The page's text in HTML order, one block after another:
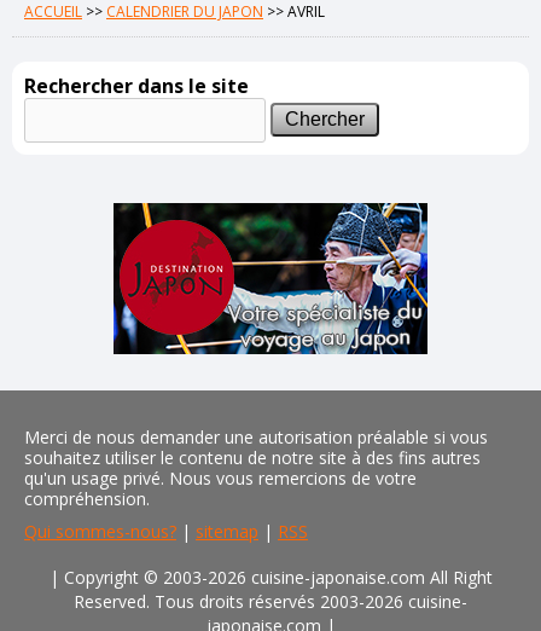
ACCUEIL >> CALENDRIER DU JAPON >>AVRIL
Rechercher dans le site
Merci de nous demander une autorisation préalable si vous
souhaitez utiliser le contenu de notre site à des fins autres
qu'un usage privé. Nous vous remercions de votre
compréhension.
Qui sommes-nous? | sitemap | RSS
| Copyright © 2003-2026 cuisine-japonaise.com All Right
Reserved. Tous droits réservés 2003-2026 cuisine-
japonaise.com |